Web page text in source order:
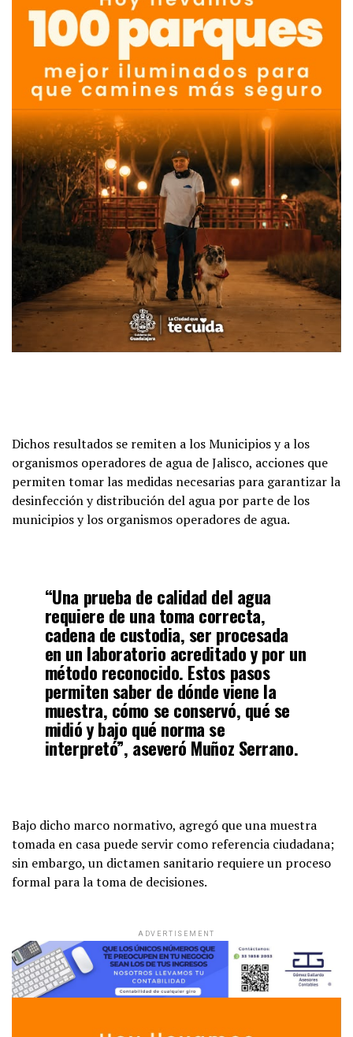
Dichos resultados se remiten a los Municipios y a los
organismos operadores de agua de Jalisco, acciones que
permiten tomar las medidas necesarias para garantizar la
desinfección y distribución del agua por parte de los
municipios y los organismos operadores de agua.
“Una prueba de calidad del agua
requiere de una toma correcta,
cadena de custodia, ser procesada
en un laboratorio acreditado y por un
método reconocido. Estos pasos
permiten saber de dónde viene la
muestra, cómo se conservó, qué se
midió y bajo qué norma se
interpretó”, aseveró Muñoz Serrano.
Bajo dicho marco normativo, agregó que una muestra
tomada en casa puede servir como referencia ciudadana;
sin embargo, un dictamen sanitario requiere un proceso
formal para la toma de decisiones.
ADVERTISEMENT